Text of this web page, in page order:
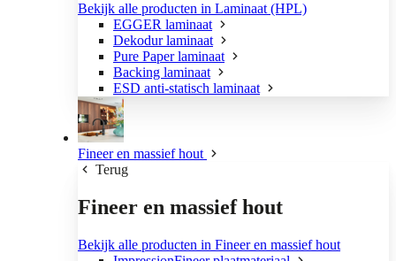
Bekijk alle producten in Laminaat (HPL)
EGGER laminaat
Dekodur laminaat
Pure Paper laminaat
Backing laminaat
ESD anti-statisch laminaat
Fineer en massief hout
Terug
Fineer en massief hout
Bekijk alle producten in Fineer en massief hout